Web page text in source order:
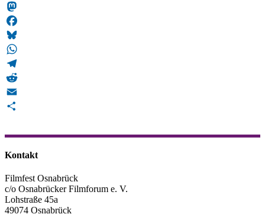
Snapchat
Mastodon
Facebook
Bluesky
WhatsApp
Telegram
Reddit
Email
Kontakt
Filmfest Osnabrück
c/o Osnabrücker Filmforum e. V.
Lohstraße 45a
49074 Osnabrück